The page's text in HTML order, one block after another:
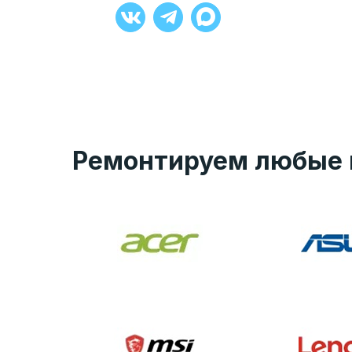
+7 (929) 008-27-90
Ремонтируем любые